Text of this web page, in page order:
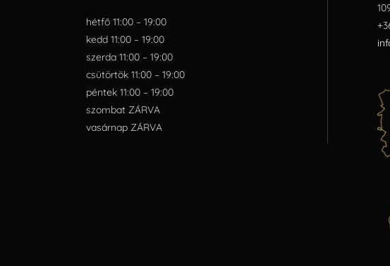
hétfő 11:00 – 19:00
kedd 11:00 – 19:00
szerda 11:00 – 19:00
csütörtök 11:00 – 19:00
péntek 11:00 – 19:00
szombat ZÁRVA
vasárnap ZÁRVA